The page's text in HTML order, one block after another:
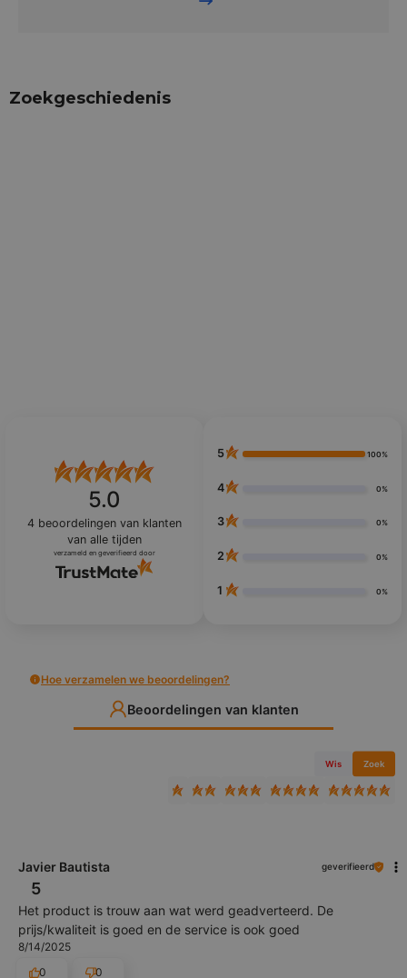
Zoekgeschiedenis
5.0
4beoordelingen van klanten
van alle tijden
verzameld en geverifieerd door
5 100%
4 0%
3 0%
2 0%
1 0%
Hoe verzamelen we beoordelingen?
Beoordelingen van klanten
Wis Zoek
Javier Bautista geverifieerd
5
Het product is trouw aan wat werd geadverteerd. De
prijs/kwaliteit is goed en de service is ook goed
8/14/2025
0
0